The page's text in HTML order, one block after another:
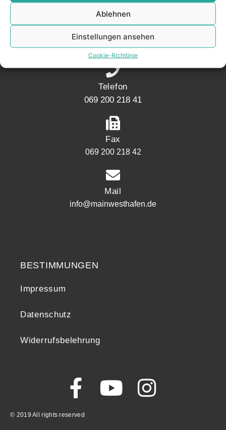
Ablehnen
Einstellungen ansehen
Cookie-Richtlinie
Adresse
Mainwesthafen Immobilien Speicherstraße 5
60327 Frankfurt
Telefon
069 200 218 41
Fax
069 200 218 42
Mail
info@mainwesthafen.de
BESTIMMUNGEN
Impressum
Datenschutz
Widerrufsbelehrung
© 2019 All rights reserved